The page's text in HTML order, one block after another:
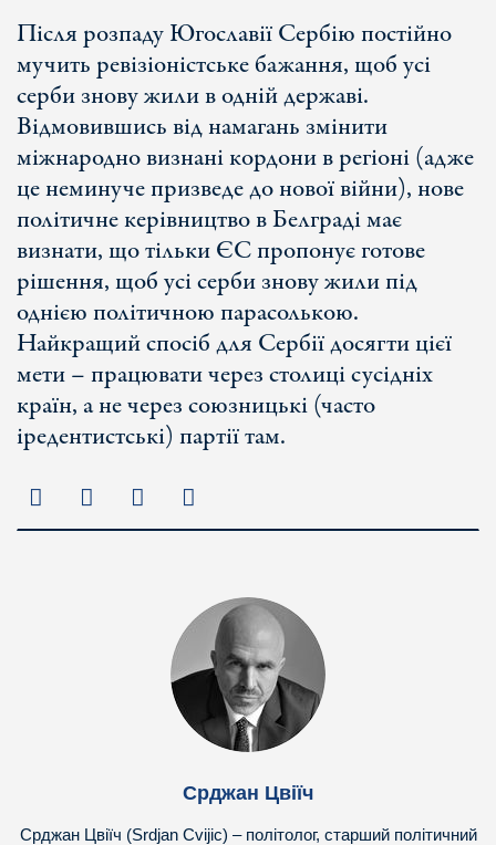
Після розпаду Югославії Сербію постійно
мучить ревізіоністське бажання, щоб усі
серби знову жили в одній державі.
Відмовившись від намагань змінити
міжнародно визнані кордони в регіоні (адже
це неминуче призведе до нової війни), нове
політичне керівництво в Белграді має
визнати, що тільки ЄС пропонує готове
рішення, щоб усі серби знову жили під
однією політичною парасолькою.
Найкращий спосіб для Сербії досягти цієї
мети – працювати через столиці сусідніх
країн, а не через союзницькі (часто
іредентистські) партії там.
Срджан Цвіїч
Срджан Цвіїч (Srdjan Cvijic) – політолог, старший політичний